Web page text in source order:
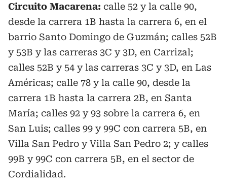
Circuito Macarena: calle 52 y la calle 90,
desde la carrera 1B hasta la carrera 6, en el
barrio Santo Domingo de Guzmán; calles 52B
y 53B y las carreras 3C y 3D, en Carrizal;
calles 52B y 54 y las carreras 3C y 3D, en Las
Américas; calle 78 y la calle 90, desde la
carrera 1B hasta la carrera 2B, en Santa
María; calles 92 y 93 sobre la carrera 6, en
San Luis; calles 99 y 99C con carrera 5B, en
Villa San Pedro y Villa San Pedro 2; y calles
99B y 99C con carrera 5B, en el sector de
Cordialidad.